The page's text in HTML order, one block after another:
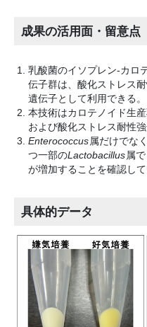
成果の活用面・留意点
乳酸菌のイソプレン-カロ
伝子群は、酸化ストレス
遺伝子として利用できる。
本技術はカロテノイド生
および酸化ストレス耐性
Enterococcus属だけでな
つ一部のLactobacillus属
が増加することを確認して
具体的データ